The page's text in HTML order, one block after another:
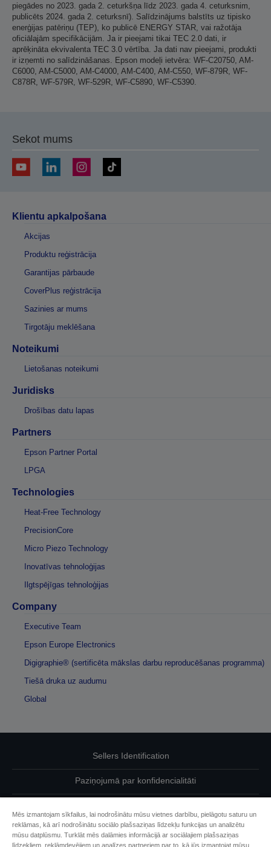
piegādes no 2023. gada 2. ceturkšņa līdz 2023. gada 4. ceturksnim,
publicēts 2024. gada 2. ceturksnī). Salīdzinājums balstīts uz tipisko
enerģijas patēriņu (TEP), ko publicē ENERGY STAR, vai ražotāja
oficiālajām specifikācijām. Ja ir pieejami tikai TEC 2.0 dati, ir
aprēķināta ekvivalenta TEC 3.0 vērtība. Ja dati nav pieejami, produkti
ir izņemti no salīdzināšanas. Epson modeļi ietvēra: WF-C20750, AM-
C6000, AM-C5000, AM-C4000, AM-C400, AM-C550, WF-879R, WF-
C878R, WF-579R, WF-529R, WF-C5890, WF-C5390.
Sekot mums
Klientu apkalpošana
Akcijas
Produktu reģistrācija
Garantijas pārbaude
CoverPlus reģistrācija
Sazinies ar mums
Tirgotāju meklēšana
Noteikumi
Lietošanas noteikumi
Juridisks
Drošības datu lapas
Partners
Epson Partner Portal
LPGA
Technologies
Heat-Free Technology
PrecisionCore
Micro Piezo Technology
Inovatīvas tehnoloģijas
Ilgtspējīgas tehnoloģijas
Company
Executive Team
Epson Europe Electronics
Digigraphie® (sertificēta mākslas darbu reproducēšanas programma)
Tiešā druka uz audumu
Global
Sellers Identification
Paziņojumā par konfidencialitāti
Sazinieties ar mums par saviem datiem
Mēs izmantojam sīkfailus, lai nodrošinātu mūsu vietnes darbību, pielāgotu saturu un
reklāmas, kā arī nodrošinātu sociālo plašsaziņas līdzekļu funkcijas un analizētu
mūsu datplūsmu. Turklāt mēs dalāmies informācijā ar sociālajiem plašsaziņas
līdzekļiem, reklāmdevējiem un analīzes partneriem par to, kā jūs izmantojat mūsu